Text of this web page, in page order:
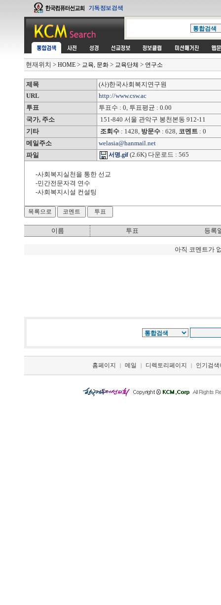
현재위치 > HOME > 교육, 문화 > 교육단체 > 연구소
제목
(사)한국사회복지연구원
URL
http://www.csw.ac
투표
투표수 : 0, 투표평균 : 0.00
국가, 주소
151-840 서울 관악구 봉천본동 912-11
기타
조회수 : 1428, 방문수 : 628, 코멘트 : 0
메일주소
welasia@hanmail.net
파일
서명.gif(2.6K) 다운로드 : 565
-사회복지실천을 통한 선교
-민간전문자격 연수
-사회복지시설 컨설팅
이름 투표 등록
아직 코멘트가
홈페이지 | 메일 | 디렉토리페이지 | 인기검색